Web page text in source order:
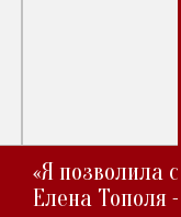
«Я позволила
Елена Тополя